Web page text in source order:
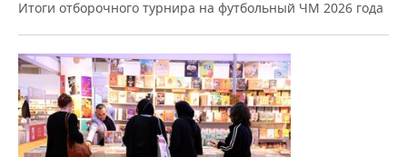
Итоги отборочного турнира на футбольный ЧМ 2026 года